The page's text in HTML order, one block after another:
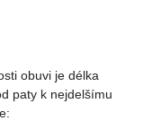
obuvi je délka
paty k nejdelšímu